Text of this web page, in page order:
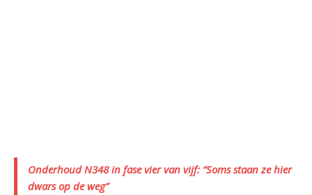
Onderhoud N348 in fase vier van vijf: “Soms staan ze hier
dwars op de weg”